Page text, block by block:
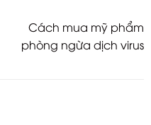
Cách mua mỹ phẩm
phòng ngừa dịch virus